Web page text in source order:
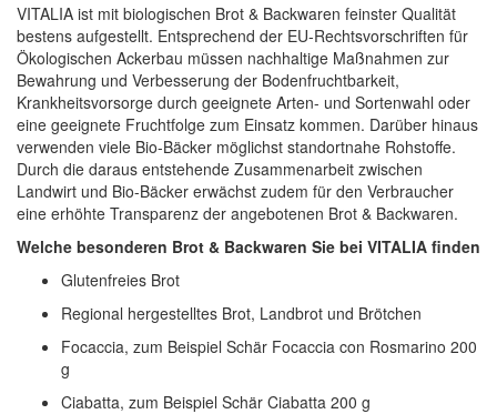
VITALIA ist mit biologischen Brot & Backwaren feinster Qualität
bestens aufgestellt. Entsprechend der EU-Rechtsvorschriften für
Ökologischen Ackerbau müssen nachhaltige Maßnahmen zur
Bewahrung und Verbesserung der Bodenfruchtbarkeit,
Krankheitsvorsorge durch geeignete Arten- und Sortenwahl oder
eine geeignete Fruchtfolge zum Einsatz kommen. Darüber hinaus
verwenden viele Bio-Bäcker möglichst standortnahe Rohstoffe.
Durch die daraus entstehende Zusammenarbeit zwischen
Landwirt und Bio-Bäcker erwächst zudem für den Verbraucher
eine erhöhte Transparenz der angebotenen Brot & Backwaren.
Welche besonderen Brot & Backwaren Sie bei VITALIA finden
Glutenfreies Brot
Regional hergestelltes Brot, Landbrot und Brötchen
Focaccia, zum Beispiel Schär Focaccia con Rosmarino 200
g
Ciabatta, zum Beispiel Schär Ciabatta 200 g